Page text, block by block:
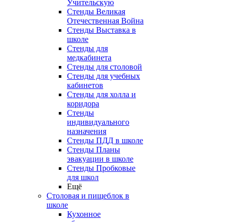
Учительскую
Стенды Великая
Отечественная Война
Стенды Выставка в
школе
Стенды для
медкабинета
Стенды для столовой
Стенды для учебных
кабинетов
Стенды для холла и
коридора
Стенды
индивидуального
назначения
Стенды ПДД в школе
Стенды Планы
эвакуации в школе
Стенды Пробковые
для школ
Ещё
Столовая и пищеблок в
школе
Кухонное